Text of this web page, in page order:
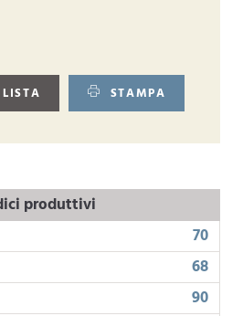
STAMPA
produttivi
70
68
90